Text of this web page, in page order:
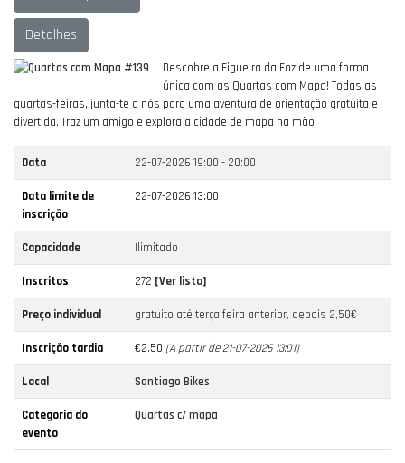
Detalhes
Descobre a Figueira da Foz de uma forma
única com as Quartas com Mapa! Todas as
quartas-feiras, junta-te a nós para uma aventura de orientação gratuita e
divertida. Traz um amigo e explora a cidade de mapa na mão!
Data 22-07-2026 19:00 - 20:00
Data limite de
inscrição
22-07-2026 13:00
Capacidade Ilimitado
Inscritos 272 [Ver lista]
Preço individual gratuito até terça feira anterior, depois 2,50€
Inscrição tardia €2.50 (A partir de 21-07-2026 13:01)
Local Santiago Bikes
Categoria do
evento
Quartas c/ mapa